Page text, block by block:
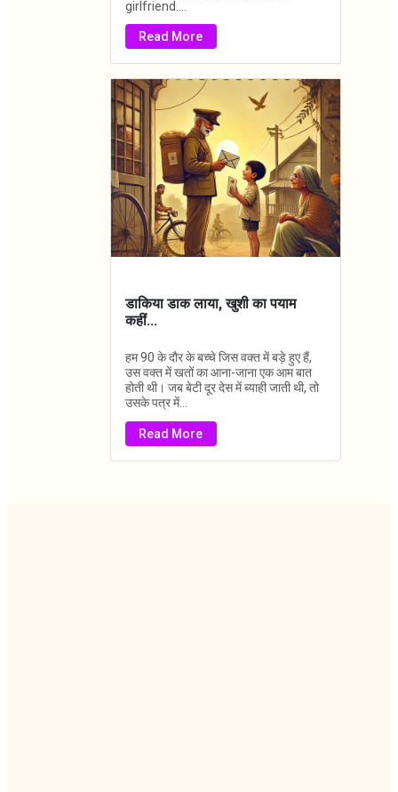
girlfriend....
Read More
डाकिया डाक लाया, खुशी का पयाम
कहीं...
हम 90 के दौर के बच्चे जिस वक्त में बड़े हुए हैं,
उस वक्त में खतों का आना-जाना एक आम बात
होती थी। जब बेटी दूर देस में ब्याही जाती थी, तो
उसके पत्र में...
Read More